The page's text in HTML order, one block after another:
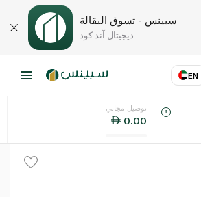
سبينس - تسوق البقالة
ديجيتال آند كود
EN
اللغةتوصيل مجاني
0.00